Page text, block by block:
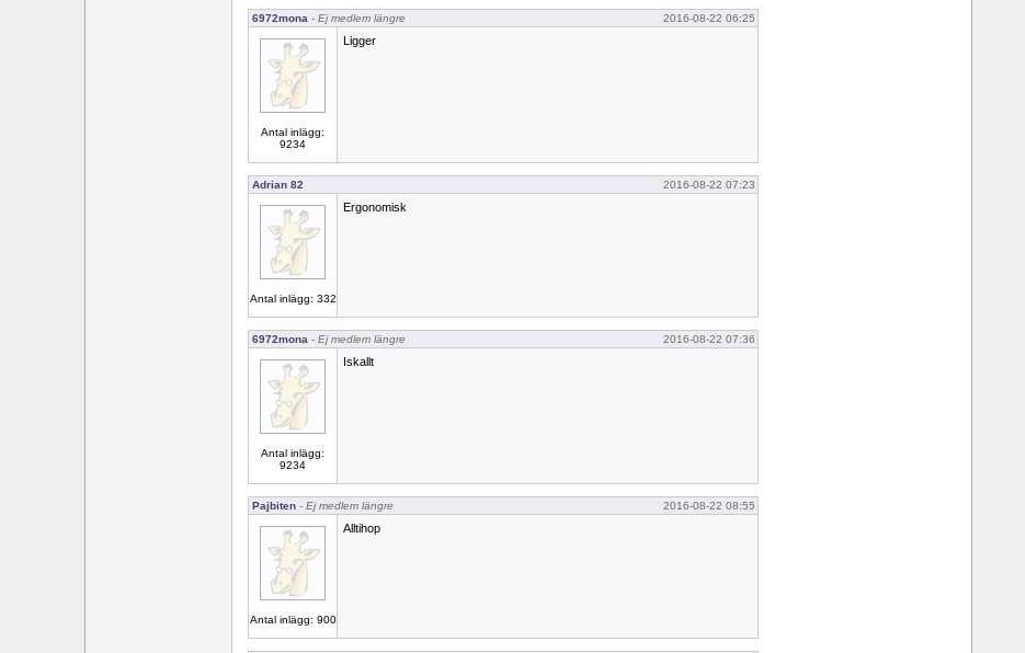
6972mona - Ej medlem längre 2016-08-22 06:25
Antal inlägg:
9234
Ligger
Adrian 82 2016-08-22 07:23
Antal inlägg: 332
Ergonomisk
6972mona - Ej medlem längre 2016-08-22 07:36
Antal inlägg:
9234
Iskallt
Pajbiten - Ej medlem längre 2016-08-22 08:55
Antal inlägg: 900
Alltihop